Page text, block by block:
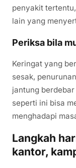
penyakit
lain yang
Periksa bila
Keringat yang
sesak,
jantung
seperti ini bisa
menghadapi
Langkah
kantor,